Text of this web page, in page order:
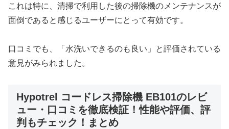
これは特に、清掃で利用した後の掃除機のメンテナンスが
面倒であると感じるユーザーにとって有効です。
口コミでも、「水洗いできるのも良い」と評価されている
意見がみられました。
Hypotrel コードレス掃除機 EB101のレビ
ュー・口コミを徹底検証！性能や評価、評
判もチェック！まとめ